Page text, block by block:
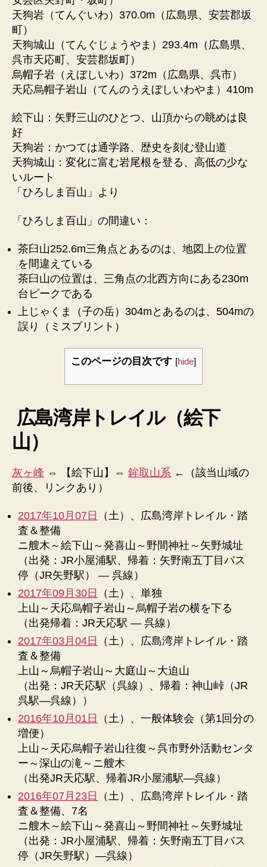
天狗岩（てんぐいわ）370.0m（広島県、安芸郡坂
町）
天狗城山（てんぐじょうやま）293.4m（広島県、
呉市天応町、安芸郡坂町）
烏帽子岩（えぼしいわ）372m（広島県、呉市）
天応烏帽子岩山（てんのうえぼしいわやま）410m
絵下山：矢野三山のひとつ、山頂からの眺めは良
好
天狗岩：かつては通学路、歴史を刻む登山道
天狗城山：変化に富む岩尾根を登る、高低の少な
いルート
「ひろしま百山」より
「ひろしま百山」の間違い：
茶臼山252.6m三角点とあるのは、地図上の位置
を間違えている
茶臼山の位置は、三角点の北西方向にある230m
台ピークである
上じゃくま（子の岳）304mとあるのは、504mの
誤り（ミスプリント）
このページの目次です [hide]
広島湾岸トレイル（絵下
山）
灰ヶ峰 ⇔ 【絵下山】⇔ 鉾取山系 ←（該当山域の
前後、リンクあり）
2017年10月07日
（土）、広島湾岸トレイル・踏
査＆整備
ニ艘木～絵下山～発喜山～野間神社～矢野城址
（出発：JR小屋浦駅、帰着：矢野南五丁目バス
停（JR矢野駅） ― 呉線）
2017年09月30日
（土）、単独
上山～天応烏帽子岩山～烏帽子岩の横を下る
（出発帰着：JR天応駅 ― 呉線）
2017年03月04日
（土）、広島湾岸トレイル・踏
査＆整備
上山～烏帽子岩山～大庭山～大迫山
（出発：JR天応駅（呉線）、帰着：神山峠（JR
呉駅―呉線））
2016年10月01日
（土）、一般体験会（第1回分の
増便）
上山～天応烏帽子岩山往復～呉市野外活動センタ
ー～深山の滝～ニ艘木
（出発JR天応駅、帰着JR小屋浦駅―呉線）
2016年07月23日
（土）、広島湾岸トレイル・踏
査＆整備、7名
ニ艘木～絵下山～発喜山～野間神社～矢野城址
（出発：JR小屋浦駅、帰着：矢野南五丁目バス
停（JR矢野駅）―呉線）